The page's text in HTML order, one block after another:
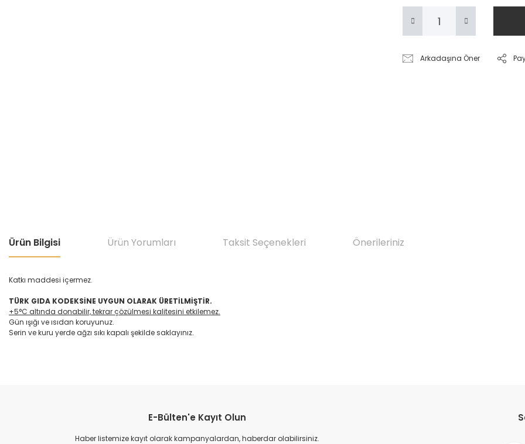
Arkadaşına Öner
Ürün Bilgisi Ürün Yorumları Taksit Seçenekleri Önerileriniz
Katkı maddesi içermez.
TÜRK GIDA KODEKSİNE UYGUN OLARAK ÜRETİLMİŞTİR.
+5°C altında donabilir, tekrar çözülmesi kalitesini etkilemez.
Gün ışığı ve ısıdan koruyunuz.
Serin ve kuru yerde ağzı sıkı kapalı şekilde saklayınız.
Ürün resmi kalitesiz, bozuk veya görüntülenemiyor.
Ürün açıklamasında eksik bilgiler bulunuyor.
E-Bülten'e Kayıt Olun
Haber listemize kayıt olarak kampanyalardan, haberdar olabilirsiniz.